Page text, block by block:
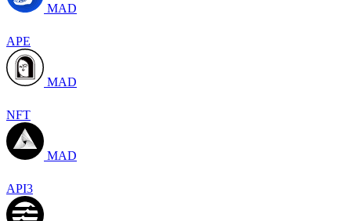
MAD
APE
MAD
NFT
MAD
API3